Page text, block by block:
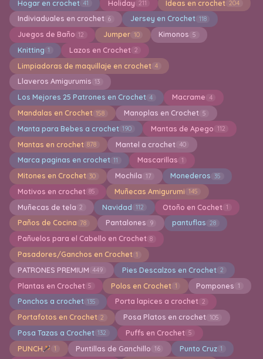
Hogar en crochet 41 Holiday 211 Ideas en crochet 204
Indiviaduales en crochet 6 Jersey en Crochet 118
Juegos de Baño 12 Jumper 10 Kimonos 5
Knitting 1 Lazos en Crochet 2
Limpiadoras de maquillaje en crochet 4
Llaveros Amigurumis 13
Los Mejores 25 Patrones en Crochet 4 Macrame 4
Mandalas en Crochet 158 Manoplas en Crochet 5
Manta para Bebes a crochet 190 Mantas de Apego 112
Mantas en crochet 878 Mantel a crochet 40
Marca paginas en crochet 11 Mascarillas 1
Mitones en Crochet 30 Mochila 17 Monederos 35
Motivos en crochet 85 Muñecas Amigurumi 145
Muñecas de tela 2 Navidad 112 Otoño en Cochet 1
Paños de Cocina 78 Pantalones 9 pantuflas 28
Pañuelos para el Cabello en Crochet 8
Pasadores/Ganchos en Crochet 1
PATRONES PREMIUM 449 Pies Descalzos en Crochet 2
Plantas en Crochet 5 Polos en Crochet 1 Pompones 1
Ponchos a crochet 135 Porta lapices a crochet 2
Portafotos en Crochet 2 Posa Platos en crochet 105
Posa Tazas a Crochet 132 Puffs en Crochet 5
PUNCH 1 Puntillas de Ganchillo 16 Punto Cruz 1